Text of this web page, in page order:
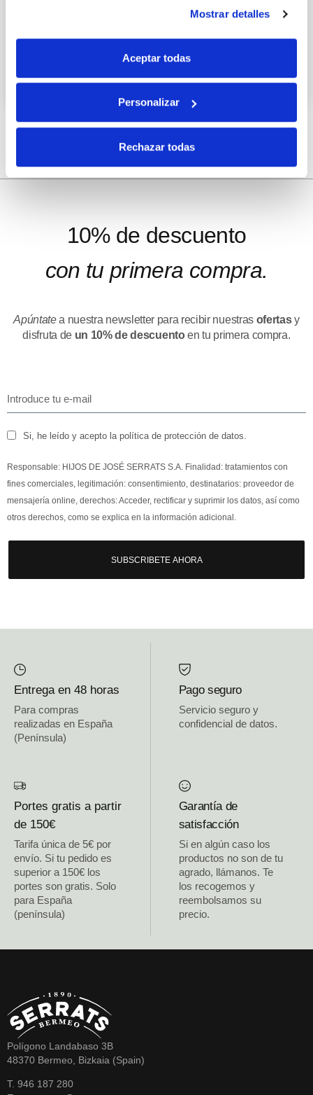
Mostrar detalles
Aceptar todas
Personalizar
Rechazar todas
Vichyssoise con tartar de
anchoas, langostinos y quinoa
10% de descuento
con tu primera compra.
Apúntatea nuestra newsletter para recibir nuestras ofertasy
disfruta de un 10% de descuentoen tu primera compra.
Si, he leído y acepto la política de protección de datos.
Responsable: HIJOS DE JOSÉ SERRATS S.A. Finalidad: tratamientos con
fines comerciales, legitimación: consentimiento, destinatarios: proveedor de
mensajería online, derechos: Acceder, rectificar y suprimir los datos, así como
otros derechos, como se explica en la información adicional.
SUBSCRIBETE AHORA
Entrega en 48 horas
Para compras
realizadas en España
(Península)
Pago seguro
Servicio seguro y
confidencial de datos.
Portes gratis a partir
de 150€
Tarifa única de 5€ por
envío. Si tu pedido es
superior a 150€ los
portes son gratis. Solo
para España
(península)
Garantía de
satisfacción
Si en algún caso los
productos no son de tu
agrado, llámanos. Te
los recogemos y
reembolsamos su
precio.
Polígono Landabaso 3B
48370 Bermeo, Bizkaia (Spain)
T. 946 187 280